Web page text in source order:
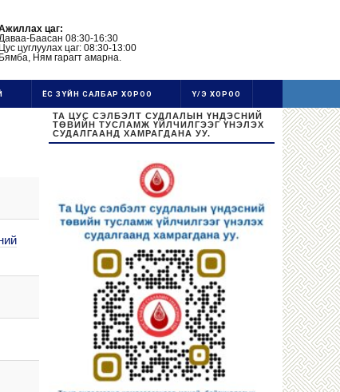
цаг:
Баасан 08:30-16:30
Цус цуглуулах цаг: 08:30-13:00
Бямба, Ням гарагт амарна.
ЁС ЗҮЙН САЛБАР ХОРОО Ү/Э ХОРОО
ТА ЦУС СЭЛБЭЛТ СУДЛАЛЫН ҮНДЭСНИЙ
ТӨВИЙН ТУСЛАМЖ ҮЙЛЧИЛГЭЭГ ҮНЭЛЭХ
СУДАЛГААНД ХАМРАГДАНА УУ.